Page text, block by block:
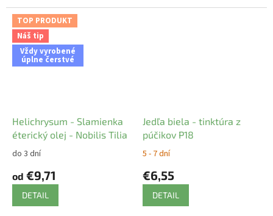
TOP PRODUKT
Náš tip
Vždy vyrobené
úplne čerstvé
Helichrysum - Slamienka
éterický olej - Nobilis Tilia
do 3 dní
od €9,71
DETAIL
Jedľa biela - tinktúra z
púčikov P18
5 - 7 dní
€6,55
DETAIL